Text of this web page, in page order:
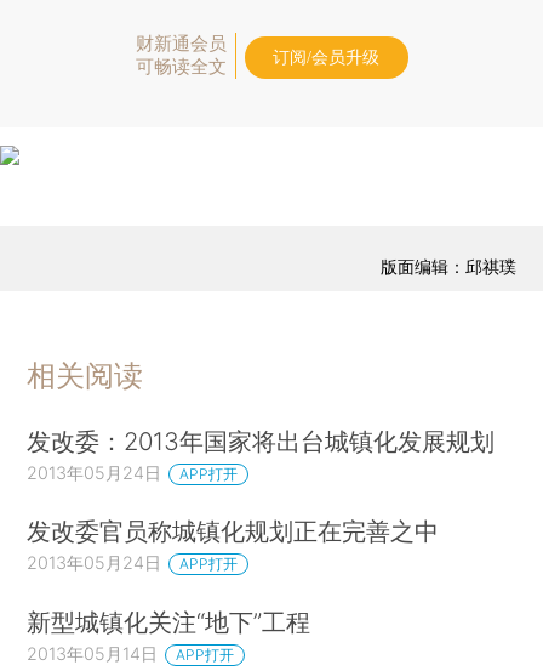
财新通会员
可畅读全文
订阅/会员升级
版面编辑：邱祺璞
相关阅读
发改委：2013年国家将出台城镇化发展规划
2013年05月24日 APP打开
发改委官员称城镇化规划正在完善之中
2013年05月24日 APP打开
新型城镇化关注“地下”工程
2013年05月14日 APP打开